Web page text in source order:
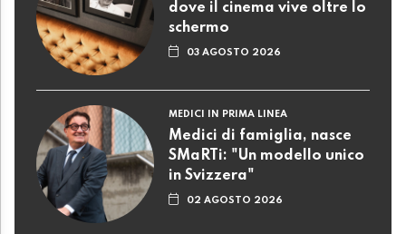
dove il cinema vive oltre lo
schermo
03 AGOSTO 2026
MEDICI IN PRIMA LINEA
Medici di famiglia, nasce
SMaRTi: "Un modello unico
in Svizzera"
02 AGOSTO 2026